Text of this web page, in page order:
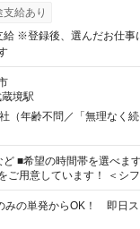
給あり
給 ※登録後、選んだお仕事
境駅
（年齢不問／「無理なく
望の時間帯を選べます！ ▼他にも様々
ご用意しています！ ＜シ
～22:00 22:00～翌
の単発からOK！ 即日